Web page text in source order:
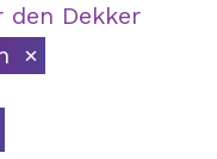
den Dekker